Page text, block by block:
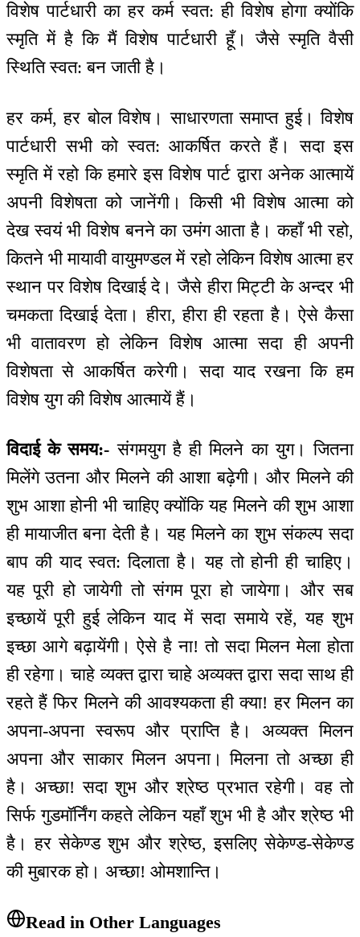
विशेष पार्टधारी का हर कर्म स्वत: ही विशेष होगा क्योंकि
स्मृति में है कि मैं विशेष पार्टधारी हूँ। जैसे स्मृति वैसी
स्थिति स्वत: बन जाती है।
हर कर्म, हर बोल विशेष। साधारणता समाप्त हुई। विशेष
पार्टधारी सभी को स्वत: आकर्षित करते हैं। सदा इस
स्मृति में रहो कि हमारे इस विशेष पार्ट द्वारा अनेक आत्मायें
अपनी विशेषता को जानेंगी। किसी भी विशेष आत्मा को
देख स्वयं भी विशेष बनने का उमंग आता है। कहाँ भी रहो,
कितने भी मायावी वायुमण्डल में रहो लेकिन विशेष आत्मा हर
स्थान पर विशेष दिखाई दे। जैसे हीरा मिट्टी के अन्दर भी
चमकता दिखाई देता। हीरा, हीरा ही रहता है। ऐसे कैसा
भी वातावरण हो लेकिन विशेष आत्मा सदा ही अपनी
विशेषता से आकर्षित करेगी। सदा याद रखना कि हम
विशेष युग की विशेष आत्मायें हैं।
विदाई के समय:- संगमयुग है ही मिलने का युग। जितना
मिलेंगे उतना और मिलने की आशा बढ़ेगी। और मिलने की
शुभ आशा होनी भी चाहिए क्योंकि यह मिलने की शुभ आशा
ही मायाजीत बना देती है। यह मिलने का शुभ संकल्प सदा
बाप की याद स्वत: दिलाता है। यह तो होनी ही चाहिए।
यह पूरी हो जायेगी तो संगम पूरा हो जायेगा। और सब
इच्छायें पूरी हुई लेकिन याद में सदा समाये रहें, यह शुभ
इच्छा आगे बढ़ायेंगी। ऐसे है ना! तो सदा मिलन मेला होता
ही रहेगा। चाहे व्यक्त द्वारा चाहे अव्यक्त द्वारा सदा साथ ही
रहते हैं फिर मिलने की आवश्यकता ही क्या! हर मिलन का
अपना-अपना स्वरूप और प्राप्ति है। अव्यक्त मिलन
अपना और साकार मिलन अपना। मिलना तो अच्छा ही
है। अच्छा! सदा शुभ और श्रेष्ठ प्रभात रहेगी। वह तो
सिर्फ गुडमॉर्निंग कहते लेकिन यहाँ शुभ भी है और श्रेष्ठ भी
है। हर सेकेण्ड शुभ और श्रेष्ठ, इसलिए सेकेण्ड-सेकेण्ड
की मुबारक हो। अच्छा! ओमशान्ति।
Read in Other Languages